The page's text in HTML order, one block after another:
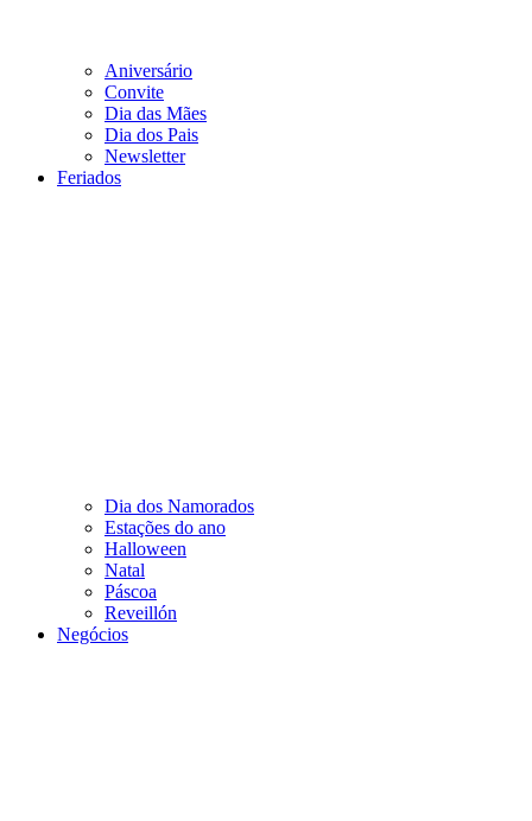
Aniversário
Convite
Dia das Mães
Dia dos Pais
Newsletter
Feriados
Dia dos Namorados
Estações do ano
Halloween
Natal
Páscoa
Reveillón
Negócios